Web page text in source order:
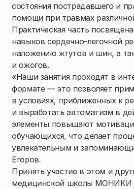
состояния пострадавшего и
помощи при травмах
Практическая часть
навыков сердечно-легочной
наложению жгутов и шин, а
и ожогов.
«Наши занятия проходят в
формате — это позволяет
в условиях, приближенных к
и выработать автоматизм в
элементы повышают
обучающихся, что делает
увлекательным и
Егоров.
Принять участие в этом и
медицинской школы МОНИКИ